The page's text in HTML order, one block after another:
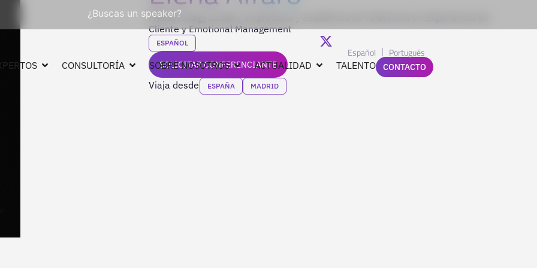
¿Buscas un speaker?
CONSULTORÍA SOBRE NOSOTROS ACTUALIDAD TALENTO
Español Portugués
CONTACTO
FANScinology Leader, empresaria y académica de referencia en Experiencia de
Cliente y Emotional Management
ESPAÑOL
SOLICITAR CONFERENCIANTE
Viaja desde ESPAÑA MADRID